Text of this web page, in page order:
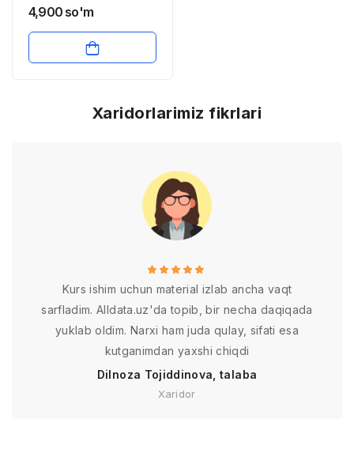
davrida O’rta Osiyoda
4,900 so'm
Xaridorlarimiz fikrlari
Kurs ishim uchun material izlab ancha vaqt
sarfladim. Alldata.uz'da topib, bir necha daqiqada
yuklab oldim. Narxi ham juda qulay, sifati esa
kutganimdan yaxshi chiqdi
Dilnoza Tojiddinova, talaba
Xaridor